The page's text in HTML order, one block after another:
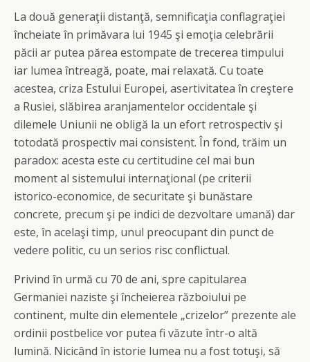
La două generaţii distanţă, semnificaţia conflagraţiei
încheiate în primăvara lui 1945 şi emoţia celebrării
păcii ar putea părea estompate de trecerea timpului
iar lumea întreagă, poate, mai relaxată. Cu toate
acestea, criza Estului Europei, asertivitatea în creştere
a Rusiei, slăbirea aranjamentelor occidentale şi
dilemele Uniunii ne obligă la un efort retrospectiv şi
totodată prospectiv mai consistent. În fond, trăim un
paradox: acesta este cu certitudine cel mai bun
moment al sistemului internaţional (pe criterii
istorico-economice, de securitate şi bunăstare
concrete, precum şi pe indici de dezvoltare umană) dar
este, în acelaşi timp, unul preocupant din punct de
vedere politic, cu un serios risc conflictual.
Privind în urmă cu 70 de ani, spre capitularea
Germaniei naziste şi încheierea războiului pe
continent, multe din elementele „crizelor” prezente ale
ordinii postbelice vor putea fi văzute într-o altă
lumină. Nicicând în istorie lumea nu a fost totuşi, să